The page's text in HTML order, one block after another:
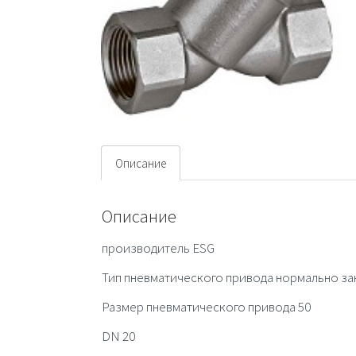
Описание
Описание
производитель ESG
Тип пневматического привода нормально
Размер пневматического привода 50
DN 20